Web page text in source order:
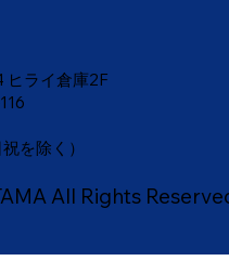
ヒライ倉庫2F
を除く）
All Rights